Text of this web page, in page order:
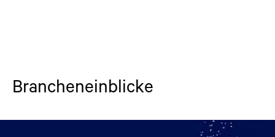
Brancheneinblicke